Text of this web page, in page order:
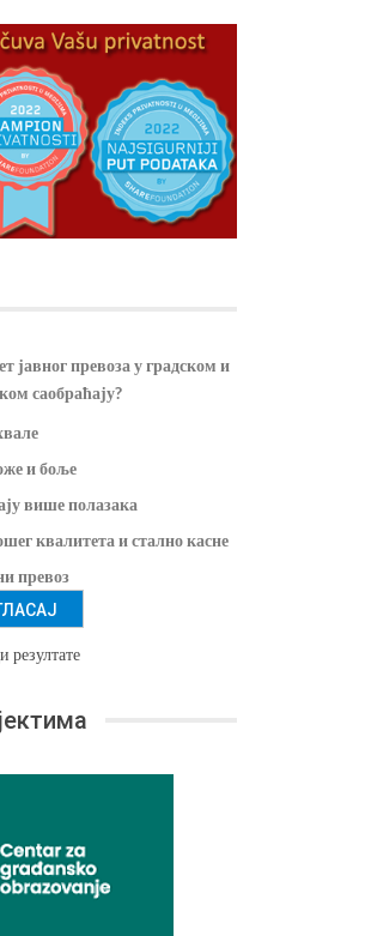
јавног превоза у градском и
саобраћају?
и боље
више полазака
квалитета и стално касне
превоз
резултате